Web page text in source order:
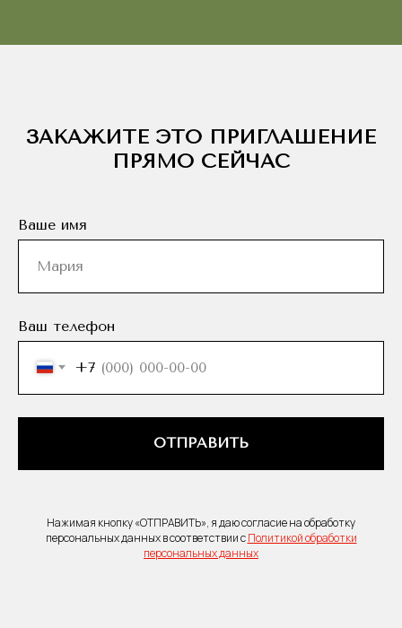
ЗАКАЖИТЕ ЭТО ПРИГЛАШЕНИЕ
ПРЯМО СЕЙЧАС
Ваше имя
Ваш телефон
+7
ОТПРАВИТЬ
Нажимая кнопку «ОТПРАВИТЬ», я даю согласие на обработку
персональных данных в соответствии сПолитикой обработки
персональных данных